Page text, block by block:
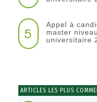
5
Appel à
master
universitaire
ARTICLES LES PLUS